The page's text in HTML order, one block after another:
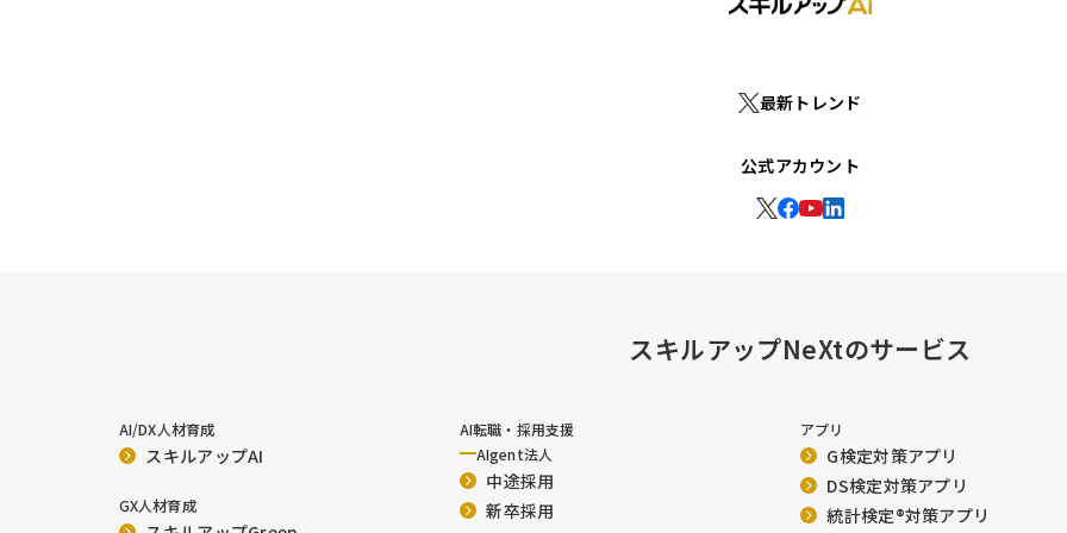
最新トレンド
公式アカウント
スキルアップNeXtのサービス
AI/DX人材育成
スキルアップAI
GX人材育成
AI転職・採用支援
AIgent法人
中途採用
新卒採用
アプリ
G検定対策アプリ
DS検定対策アプリ
統計検定®︎対策アプリ